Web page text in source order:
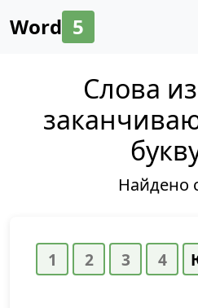
Word 5
Слова
Найдено